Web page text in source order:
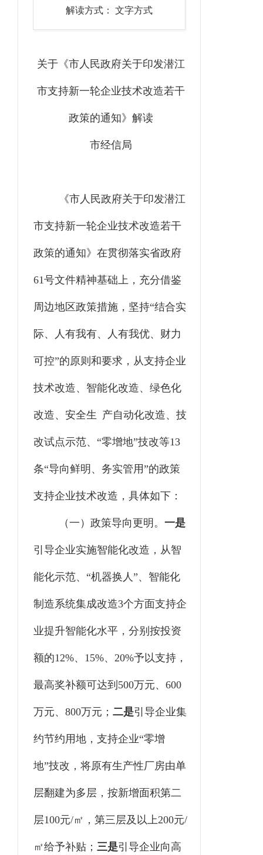
解读方式： 文字方式
关于《市人民政府关于印发潜江
市支持新一轮企业技术改造若干
政策的通知》 解读
市经信局
《市人民政府关于印发潜江
市支持新一轮企业技术改造若干
政策的通知》在贯彻落实省政府
61号文件精神基础上，充分借鉴
周边地区政策措施，坚持“结合实
际、人有我有、人有我优、财力
可控”的原则和要求，从支持企业
技术改造、智能化改造、绿色化
改造、安全生 产自动化改造、技
改试点示范、 “零增地”技改等13
条“导向鲜明、务实管用”的政策
支持企业技术改造，具体如下：
（一）政策导向更明。 一是
引导企业实施智能化改造，从智
能化示范、 “机器换人”、智能化
制造系统集成改造3个方面支持企
业提升智能化水平，分别按投资
额的12%、15%、20%予以支持，
最高奖补额可达到500万元、600
万元、800万元； 二是引导企业集
约节约用地，支持企业“零增
地”技改，将原有生产性厂房由单
层翻建为多层，按新增面积第二
层100元/㎡，第三层及以上200元/
㎡给予补贴； 三是引导企业向高